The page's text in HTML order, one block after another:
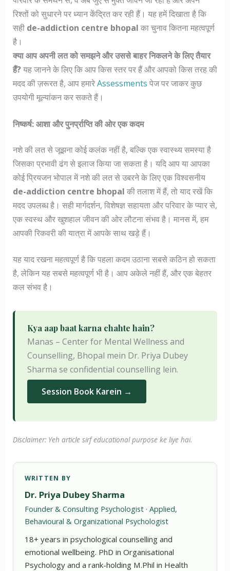
रिश्तों को सुधारने पर ध्यान केंद्रित कर रही हैं। यह हमें दिखाता है कि
सही de-addiction centre bhopal का चुनाव कितना महत्वपूर्ण
है।
क्या आप अपनी लत को समझने और उससे बाहर निकलने के लिए तैयार
हैं?यह जानने के लिए कि आप किस स्तर पर हैं और आपको किस तरह की
मदद की ज़रूरत है, आप हमारेAssessments पेज पर जाकर कुछ
उपयोगी मूल्यांकन कर सकते हैं।
निष्कर्ष: आशा और पुनर्प्राप्ति की ओर एक कदम
नशे की लत से जूझना कोई कलंक नहीं है, बल्कि एक स्वास्थ्य समस्या है
जिसका प्रभावी ढंग से इलाज किया जा सकता है। यदि आप या आपका
कोई प्रियजन भोपाल में नशे की लत से उबरने के लिए एक विश्वसनीय
de-addiction centre bhopal की तलाश में हैं, तो याद रखें कि
मदद उपलब्ध है। सही मार्गदर्शन, विशेषज्ञ सहायता और परिवार के प्यार से,
एक स्वस्थ और खुशहाल जीवन की ओर लौटना संभव है। मानस में, हम
आपकी रिकवरी की यात्रा में आपके साथ खड़े हैं।
यह याद रखना महत्वपूर्ण है कि पहला कदम उठाना सबसे कठिन हो सकता
है, लेकिन यह सबसे महत्वपूर्ण भी है। आप अकेले नहीं हैं, और एक बेहतर
कल संभव है।
Kya aap baat karna chahte hain?
Manas – Center for Mental Wellness and
Counselling, Bhopal mein Dr. Priya Dubey
Sharma se confidential counselling lein.
Session Book Karein →
Disclaimer: Yeh article sirf educational purpose ke liye hai.
WRITTEN BY
Dr. Priya Dubey Sharma
Founder & Consulting Psychologist · Applied,
Behavioural & Organizational Psychologist
18+ years in psychological counselling and
emotional wellbeing. PhD in Organisational
Psychology and a rank-holding M.Phil in Health